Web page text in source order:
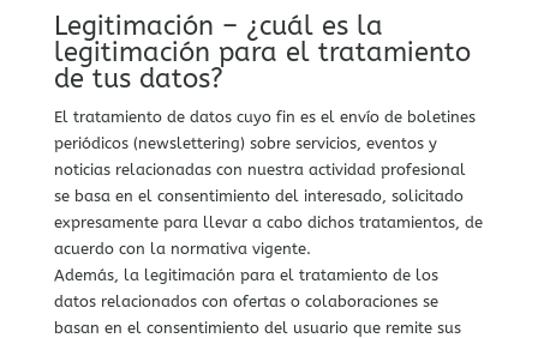
Legitimación – ¿cuál es la
legitimación para el tratamiento
de tus datos?
El tratamiento de datos cuyo fin es el envío de boletines
periódicos (newslettering) sobre servicios, eventos y
noticias relacionadas con nuestra actividad profesional
se basa en el consentimiento del interesado, solicitado
expresamente para llevar a cabo dichos tratamientos, de
acuerdo con la normativa vigente.
Además, la legitimación para el tratamiento de los
datos relacionados con ofertas o colaboraciones se
basan en el consentimiento del usuario que remite sus